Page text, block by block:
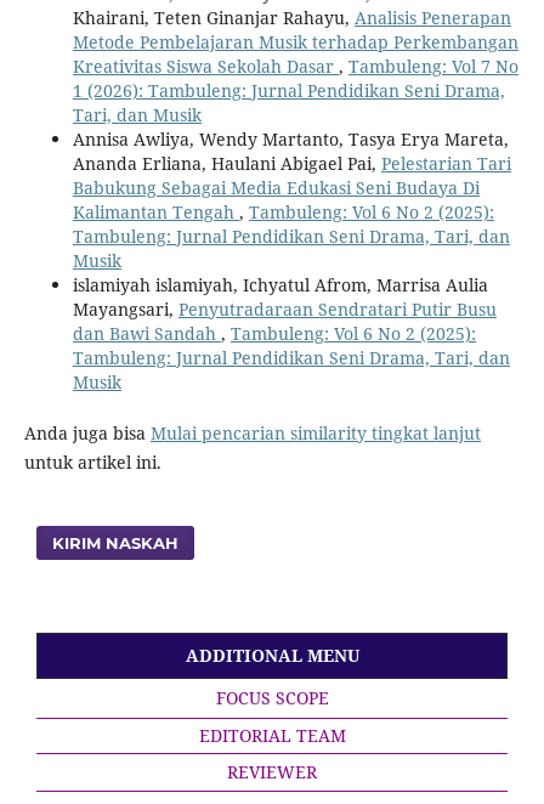
Khairani, Teten Ginanjar Rahayu, Analisis Penerapan
Metode Pembelajaran Musik terhadap Perkembangan
Kreativitas Siswa Sekolah Dasar , Tambuleng: Vol 7 No
1 (2026): Tambuleng: Jurnal Pendidikan Seni Drama,
Tari, dan Musik
Annisa Awliya, Wendy Martanto, Tasya Erya Mareta,
Ananda Erliana, Haulani Abigael Pai, Pelestarian Tari
Babukung Sebagai Media Edukasi Seni Budaya Di
Kalimantan Tengah , Tambuleng: Vol 6 No 2 (2025):
Tambuleng: Jurnal Pendidikan Seni Drama, Tari, dan
Musik
islamiyah islamiyah, Ichyatul Afrom, Marrisa Aulia
Mayangsari, Penyutradaraan Sendratari Putir Busu
dan Bawi Sandah , Tambuleng: Vol 6 No 2 (2025):
Tambuleng: Jurnal Pendidikan Seni Drama, Tari, dan
Musik
Anda juga bisa Mulai pencarian similarity tingkat lanjut
untuk artikel ini.
KIRIM NASKAH
ADDITIONAL MENU
FOCUS SCOPE
EDITORIAL TEAM
REVIEWER